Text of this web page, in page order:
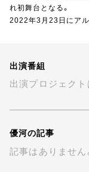
YouTube
会社情報
れ初舞台となる。
2022年3月23日にアル
出演番組
出演プロジェクト
優河の記事
記事はありません